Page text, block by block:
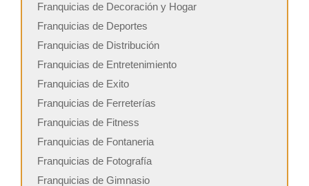
Franquicias de Decoración y Hogar
Franquicias de Deportes
Franquicias de Distribución
Franquicias de Entretenimiento
Franquicias de Exito
Franquicias de Ferreterías
Franquicias de Fitness
Franquicias de Fontaneria
Franquicias de Fotografía
Franquicias de Gimnasio